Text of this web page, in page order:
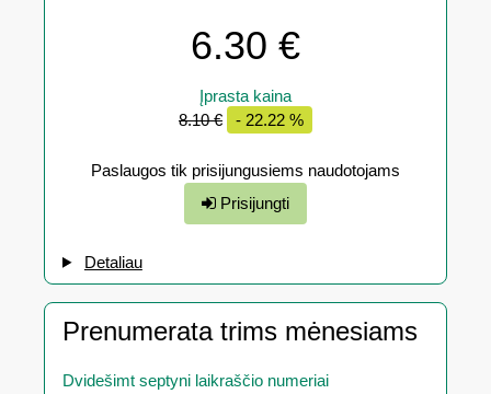
6.30 €
Įprasta kaina
8.10 €
- 22.22 %
Paslaugos tik prisijungusiems naudotojams
Prisijungti
Detaliau
Prenumerata trims mėnesiams
Dvidešimt septyni laikraščio numeriai